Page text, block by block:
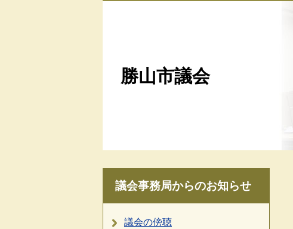
勝山市議会
議会事務局からのお知らせ
議会の傍聴